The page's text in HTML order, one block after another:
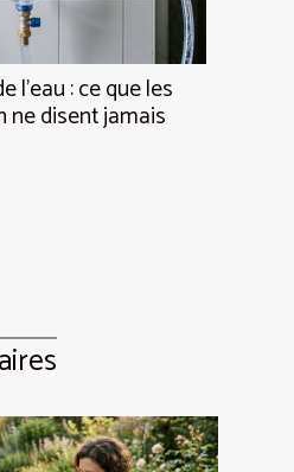
l’eau : ce que les
ne disent jamais